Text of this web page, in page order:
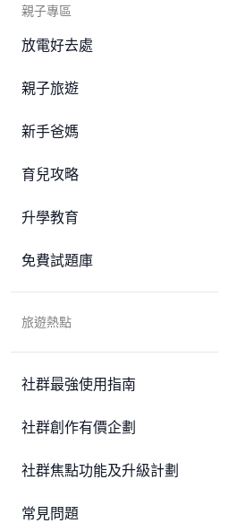
親子專區
放電好去處
親子旅遊
新手爸媽
育兒攻略
升學教育
免費試題庫
旅遊熱點
社群最強使用指南
社群創作有價企劃
社群焦點功能及升級計劃
常見問題